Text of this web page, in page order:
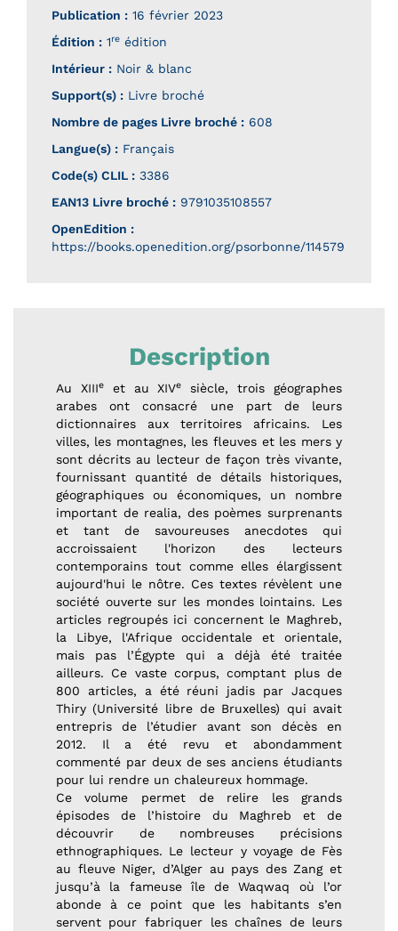
Publication : 16 février 2023
Édition : 1re édition
Intérieur : Noir & blanc
Support(s) : Livre broché
Nombre de pages Livre broché : 608
Langue(s) : Français
Code(s) CLIL : 3386
EAN13 Livre broché : 9791035108557
OpenEdition :
https://books.openedition.org/psorbonne/114579
Description
Au XIIIeet au XIVe
siècle, trois géographes
arabes ont consacré une part de leurs
dictionnaires aux territoires africains. Les
villes, les montagnes, les fleuves et les mers y
sont décrits au lecteur de façon très vivante,
fournissant quantité de détails historiques,
géographiques ou économiques, un nombre
important de realia, des poèmes surprenants
et tant de savoureuses anecdotes qui
accroissaient l'horizon des lecteurs
contemporains tout comme elles élargissent
aujourd'hui le nôtre. Ces textes révèlent une
société ouverte sur les mondes lointains. Les
articles regroupés ici concernent le Maghreb,
la Libye, l'Afrique occidentale et orientale,
mais pas l’Égypte qui a déjà été traitée
ailleurs. Ce vaste corpus, comptant plus de
800 articles, a été réuni jadis par Jacques
Thiry (Université libre de Bruxelles) qui avait
entrepris de l’étudier avant son décès en
2012. Il a été revu et abondamment
commenté par deux de ses anciens étudiants
pour lui rendre un chaleureux hommage.
Ce volume permet de relire les grands
épisodes de l’histoire du Maghreb et de
découvrir de nombreuses précisions
ethnographiques. Le lecteur y voyage de Fès
au fleuve Niger, d’Alger au pays des Zang et
jusqu’à la fameuse île de Waqwaq où l’or
abonde à ce point que les habitants s’en
servent pour fabriquer les chaînes de leurs